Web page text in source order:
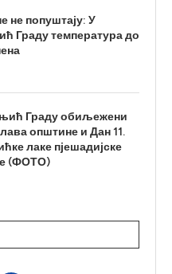
не попуштају: У
Граду температура до
Граду обиљежени
општине и Дан 11.
лаке пјешадијске
(ФОТО)